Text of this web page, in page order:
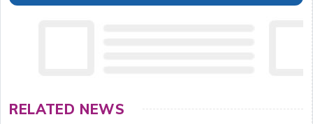
RELATED NEWS